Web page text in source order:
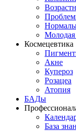
Молодая
Космецевтика
Акне
Купероз
Розацеа
Атопия
БАДы
База